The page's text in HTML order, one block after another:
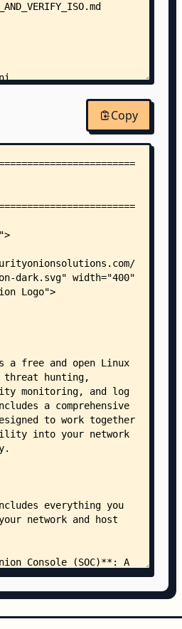
ports.local.yaml
master
salt-master.service
Copy